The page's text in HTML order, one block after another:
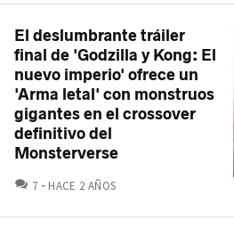
El deslumbrante tráiler
final de 'Godzilla y Kong: El
nuevo imperio' ofrece un
'Arma letal' con monstruos
gigantes en el crossover
definitivo del
Monsterverse
7 COMENTARIOS
HACE 2 AÑOS